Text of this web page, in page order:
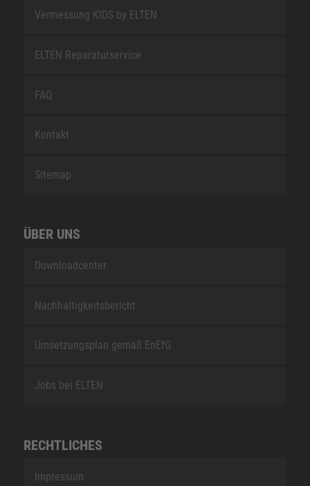
Vermessung KIDS by ELTEN
ELTEN Reparaturservice
FAQ
Kontakt
Sitemap
ÜBER UNS
Downloadcenter
Nachhaltigkeitsbericht
Umsetzungsplan gemäß EnEfG
Jobs bei ELTEN
RECHTLICHES
Impressum